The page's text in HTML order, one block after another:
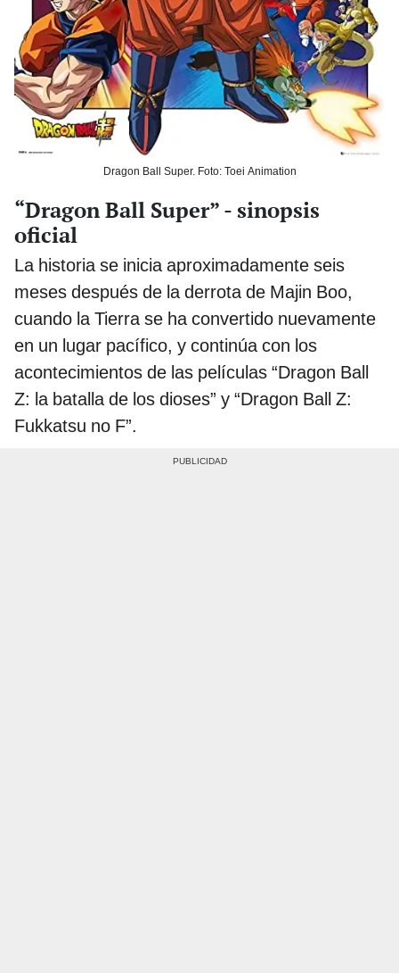
Dragon Ball Super. Foto: Toei Animation
“Dragon Ball Super” - sinopsis
oficial
La historia se inicia aproximadamente seis
meses después de la derrota de Majin Boo,
cuando la Tierra se ha convertido nuevamente
en un lugar pacífico, y continúa con los
acontecimientos de las películas “Dragon Ball
Z: la batalla de los dioses” y “Dragon Ball Z:
Fukkatsu no F”.